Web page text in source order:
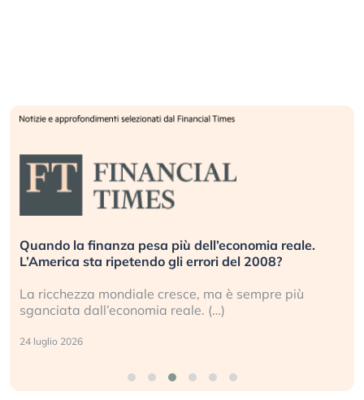
Quando la finanza pesa più dell’economia reale.
L’America sta ripetendo gli errori del 2008?
La ricchezza mondiale cresce, ma è sempre più
sganciata dall’economia reale. (…)
24 luglio 2026